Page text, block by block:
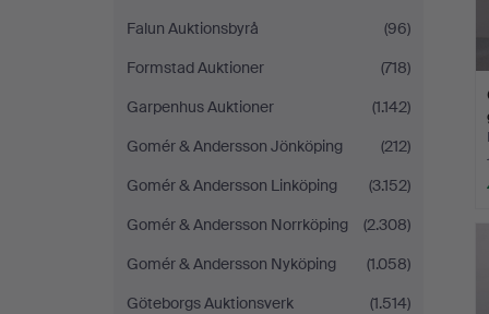
Falun Auktionsbyrå
(96)
Formstad Auktioner
(718)
Garpenhus Auktioner
(1.142)
Gomér & Andersson Jönköping
(212)
Gomér & Andersson Linköping
(3.152)
Gomér & Andersson Norrköping
(2.308)
Gomér & Andersson Nyköping
(1.058)
Göteborgs Auktionsverk
(1.514)